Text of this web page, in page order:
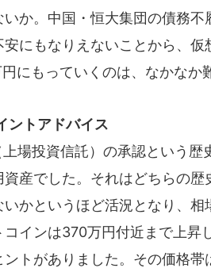
か。中国・恒大集団の債務
にもなりえないことから、
にもっていくのは、なかなか
ントアドバイス
場投資信託）の承認という
産でした。それはどちらの
かというほど活況となり、
インは370万円付近まで上昇
トがありました。その価格